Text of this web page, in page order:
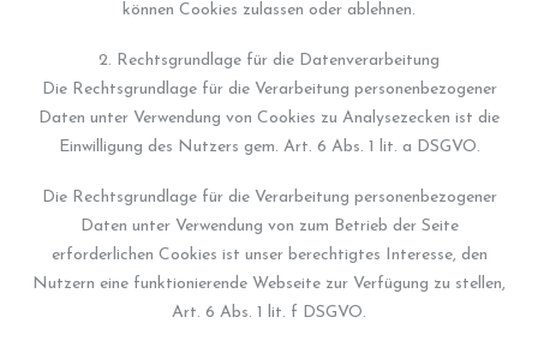
können Cookies zulassen oder ablehnen.
2. Rechtsgrundlage für die Datenverarbeitung
Die Rechtsgrundlage für die Verarbeitung personenbezogener
Daten unter Verwendung von Cookies zu Analysezecken ist die
Einwilligung des Nutzers gem. Art. 6 Abs. 1 lit. a DSGVO.
Die Rechtsgrundlage für die Verarbeitung personenbezogener
Daten unter Verwendung von zum Betrieb der Seite
erforderlichen Cookies ist unser berechtigtes Interesse, den
Nutzern eine funktionierende Webseite zur Verfügung zu stellen,
Art. 6 Abs. 1 lit. f DSGVO.